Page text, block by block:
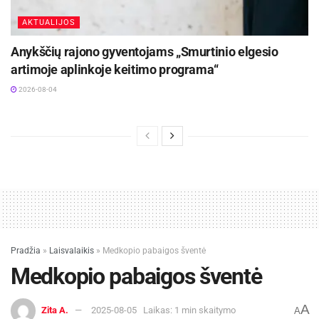
AKTUALIJOS
Anykščių rajono gyventojams „Smurtinio elgesio
artimoje aplinkoje keitimo programa“
2026-08-04
Pradžia » Laisvalaikis » Medkopio pabaigos šventė
Medkopio pabaigos šventė
Zita A. 2025-08-05 Laikas: 1 min skaitymo AA